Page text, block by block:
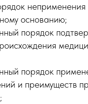
неприменения
основанию;
порядок
порядок
и преимуществ